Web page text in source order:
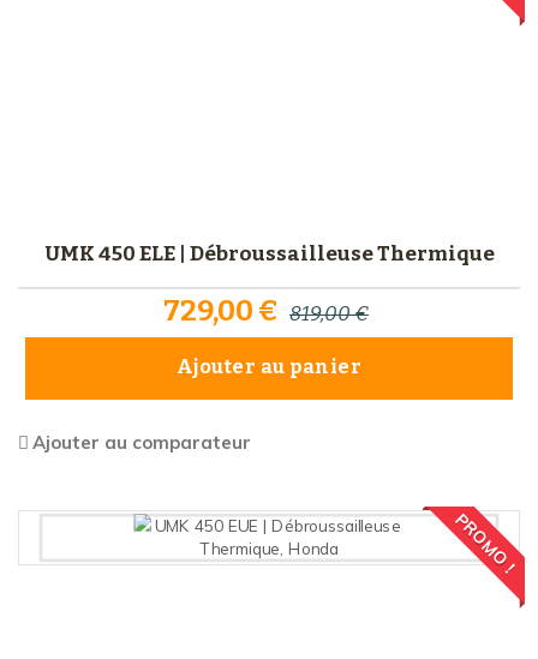
UMK 450 ELE | Débroussailleuse Thermique
729,00 € 819,00 €
Ajouter au panier
Ajouter au comparateur
PROMO !